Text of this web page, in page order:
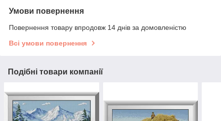
Умови повернення
Повернення товару впродовж 14 днів за домовленістю
Всі умови повернення
Подібні товари компанії